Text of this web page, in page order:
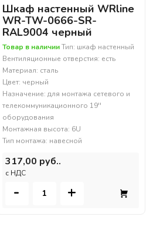
Шкаф настенный WRline
WR-TW-0666-SR-
RAL9004 черный
Товар в наличииТип: шкаф настенный
Вентиляционные отверстия: есть
Материал: сталь
Цвет: черный
Назначение: для монтажа сетевого и
телекоммуникационного 19''
оборудования
Монтажная высота: 6U
Тип монтажа: навесной
317,00 руб..
c НДС
- +